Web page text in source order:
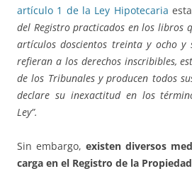
artículo 1 de la Ley Hipotecaria
del Registro practicados en los libros
artículos doscientos treinta y ocho y
refieran a los derechos inscribibles,
de los Tribunales y producen todos
declare su inexactitud en los
Ley”.
Sin embargo, existen diversos
carga en el Registro de la Propiedad